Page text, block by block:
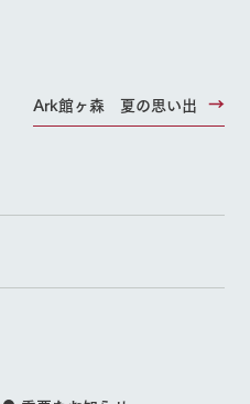
Ark館ヶ森 夏の思い出